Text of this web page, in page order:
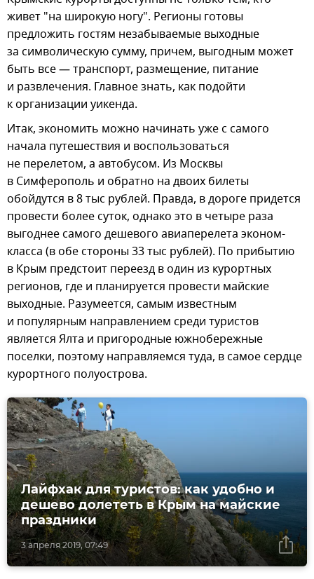
живет "на широкую ногу". Регионы готовы
предложить гостям незабываемые выходные
за символическую сумму, причем, выгодным может
быть все — транспорт, размещение, питание
и развлечения. Главное знать, как подойти
к организации уикенда.
Итак, экономить можно начинать уже с самого
начала путешествия и воспользоваться
не перелетом, а автобусом. Из Москвы
в Симферополь и обратно на двоих билеты
обойдутся в 8 тыс рублей. Правда, в дороге придется
провести более суток, однако это в четыре раза
выгоднее самого дешевого авиаперелета эконом-
класса (в обе стороны 33 тыс рублей). По прибытию
в Крым предстоит переезд в один из курортных
регионов, где и планируется провести майские
выходные. Разумеется, самым известным
и популярным направлением среди туристов
является Ялта и пригородные южнобережные
поселки, поэтому направляемся туда, в самое сердце
курортного полуострова.
3 апреля 2019, 07:49
Лайфхак для туристов: как удобно и
дешево долететь в Крым на майские
праздники